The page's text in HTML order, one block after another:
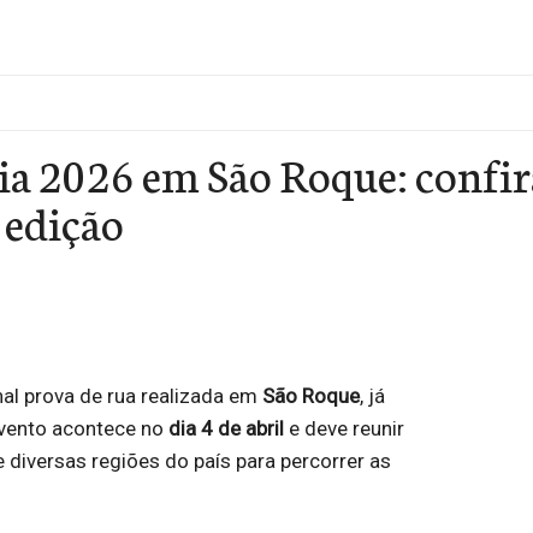
2026 em São Roque:
prova de rua realizada em São Roque, já
acontece no dia 4 de abril e deve reunir
regiões do país para percorrer as